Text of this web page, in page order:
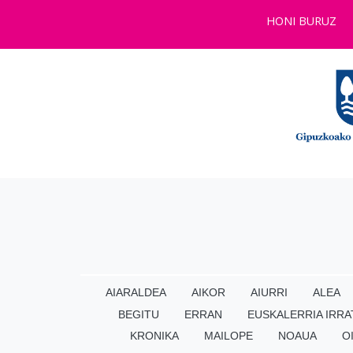
HONI BURUZ
AIARALDEA AIKOR AIURRI ALEA
BEGITU
ERRAN EUSKALERRIA
KRONIKA
MAILOPE NOAUA